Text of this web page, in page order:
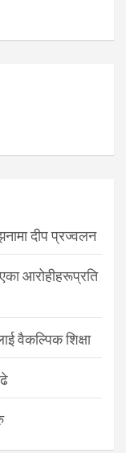
दीप प्रज्वलन
आरोहीहरूप्रति
वैकल्पिक शिक्षा